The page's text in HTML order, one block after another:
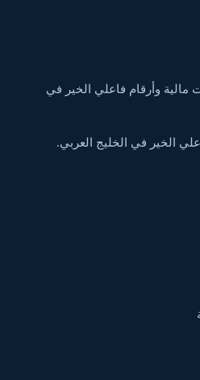
وأرقام فاعلي الخير في
الخير في الخليج العربي.